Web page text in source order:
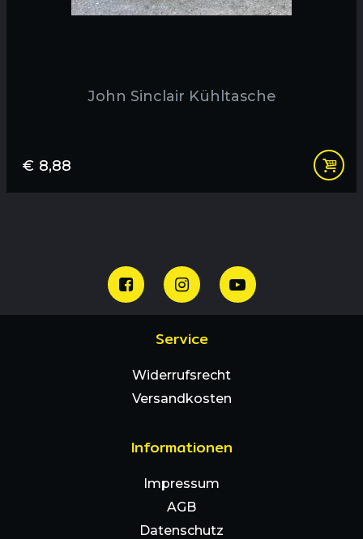
John Sinclair Kühltasche
€ 8,88
Service
Widerrufsrecht
Versandkosten
Informationen
Impressum
AGB
Datenschutz